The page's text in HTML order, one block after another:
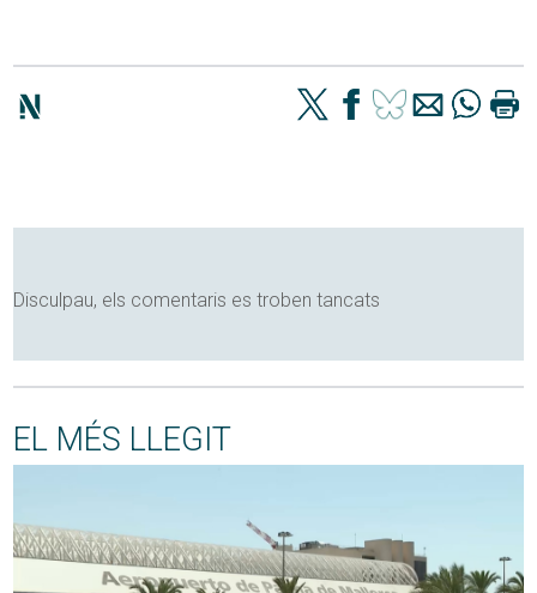
Disculpau, els comentaris es troben tancats
EL MÉS LLEGIT